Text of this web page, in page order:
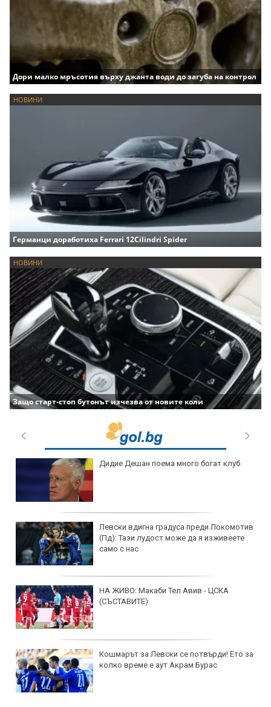
Дори малко мръсотия върху джанта води до загуба на контрол
НОВИНИ
Германци доработиха Ferrari 12Cilindri Spider
НОВИНИ
Защо старт-стоп бутонът изчезва от новите коли
Дидие Дешан поема много богат клуб
Левски вдигна градуса преди Локомотив
(Пд): Тази лудост може да я изживеете
само с нас
НА ЖИВО: Макаби Тел Авив - ЦСКА
(СЪСТАВИТЕ)
Кошмарът за Левски се потвърди! Ето за
колко време е аут Акрам Бурас